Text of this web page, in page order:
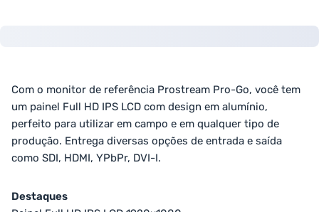
Com o monitor de referência Prostream Pro-Go, você tem
um painel Full HD IPS LCD com design em alumínio,
perfeito para utilizar em campo e em qualquer tipo de
produção. Entrega diversas opções de entrada e saída
como SDI, HDMI, YPbPr, DVI-I.
Destaques